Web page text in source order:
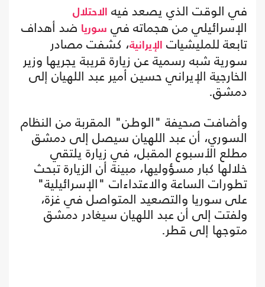
في الوقت الذي يصعد فيه الاحتلال
الإسرائيلي من هجماته في سوريا ضد أهداف
تابعة للمليشيات
الإيرانية، كشفت مصادر
سورية شبه رسمية عن زيارة قريبة يجريها وزير
الخارجية الإيراني حسين أمير عبد اللهيان إلى
دمشق.
وأضافت صحيفة "الوطن" المقربة من النظام
السوري، أن عبد اللهيان سيصل إلى دمشق
مطلع الأسبوع المقبل، في زيارة يلتقي
خلالها كبار مسؤوليها، مبينة أن الزيارة تبحث
تطورات الساعة والاعتداءات "الإسرائيلية"
على سوريا والتصعيد المتواصل في غزة،
ولفتت إلى أن عبد اللهيان سيغادر دمشق
متوجها إلى قطر.